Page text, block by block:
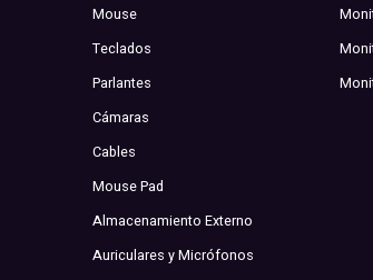
Mouse
Teclados
Parlantes
Cámaras
Cables
Mouse Pad
Almacenamiento Externo
Auriculares y Micrófonos